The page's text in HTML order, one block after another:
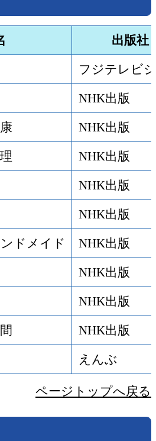
出版社
フジテレビ
NHK出版
NHK出版
NHK出版
NHK出版
NHK出版
ドメイド NHK出版
NHK出版
NHK出版
NHK出版
えんぶ
ページトップへ戻る